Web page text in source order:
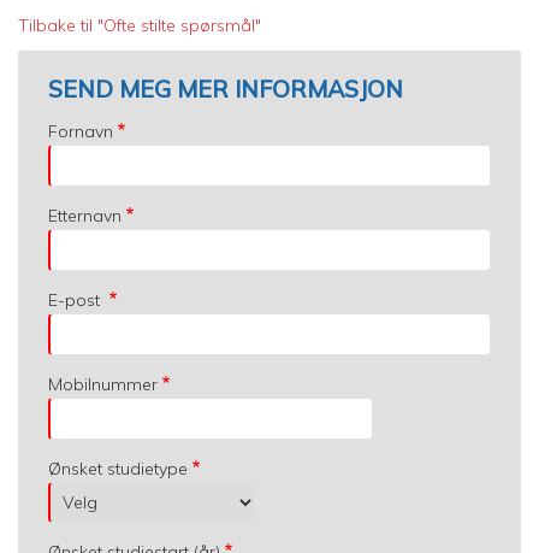
Tilbake til "Ofte stilte spørsmål"
SEND MEG MER INFORMASJON
Fornavn
Etternavn
E-post
Mobilnummer
Ønsket studietype